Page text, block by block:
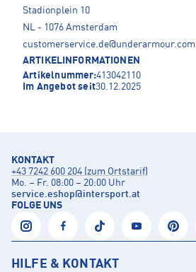
Stadionplein 10
NL - 1076 Amsterdam
customerservice.de@underarmour.com
ARTIKELINFORMATIONEN
Artikelnummer:413042110
Im Angebot seit30.12.2025
KONTAKT
+43 7242 600 204 (zum Ortstarif)
Mo. – Fr. 08:00 – 20:00 Uhr
service.eshop@intersport.at
FOLGE UNS
HILFE & KONTAKT